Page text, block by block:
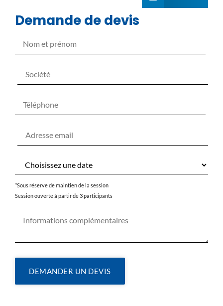
Demande de devis
*Sous réserve de maintien de la session
Session ouverte à partir de 3 participants
DEMANDER UN DEVIS